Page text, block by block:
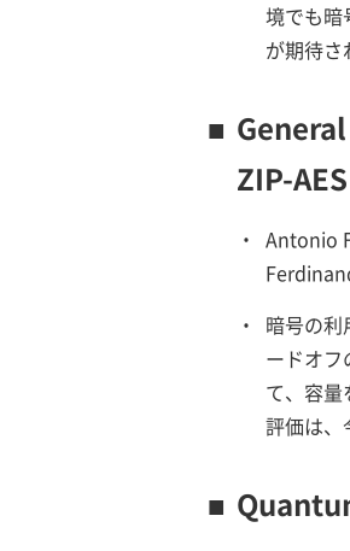
境でも暗
が期待さ
■
ZIP-AES
・ Antonio
・
暗号の
ードオ
て、容
評価は、
■